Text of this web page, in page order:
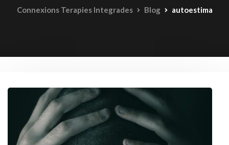
Connexions Terapies Integrades Blog autoestima